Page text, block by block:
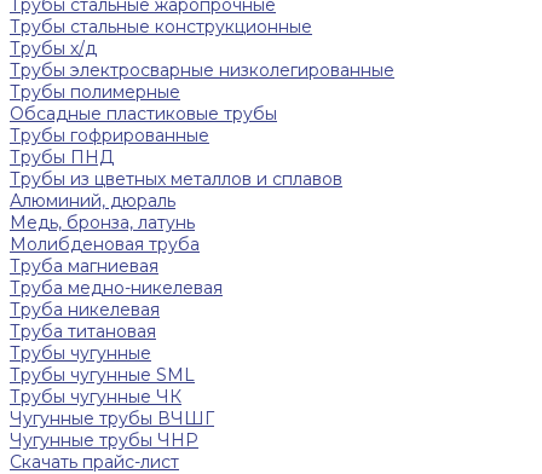
Трубы стальные конструкционные
Трубы х/д
Трубы электросварные низколегированные
Трубы полимерные
Обсадные пластиковые трубы
Трубы гофрированные
Трубы ПНД
Трубы из цветных металлов и сплавов
Алюминий, дюраль
Медь, бронза, латунь
Молибденовая труба
Труба магниевая
Труба медно-никелевая
Труба никелевая
Труба титановая
Трубы чугунные
Трубы чугунные SML
Трубы чугунные ЧК
Чугунные трубы ВЧШГ
Чугунные трубы ЧНР
Скачать прайс-лист